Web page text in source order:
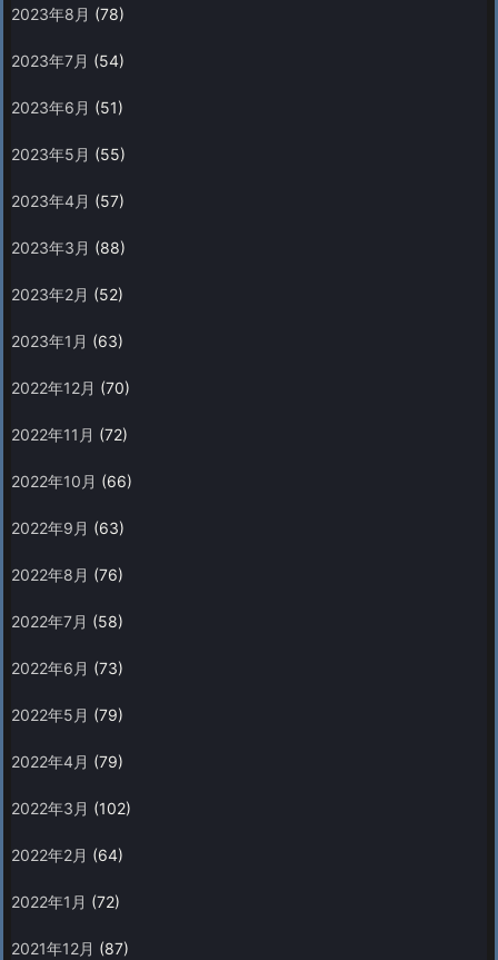
2023年8月 (78)
2023年7月 (54)
2023年6月 (51)
2023年5月 (55)
2023年4月 (57)
2023年3月 (88)
2023年2月 (52)
2023年1月 (63)
2022年12月 (70)
2022年11月 (72)
2022年10月 (66)
2022年9月 (63)
2022年8月 (76)
2022年7月 (58)
2022年6月 (73)
2022年5月 (79)
2022年4月 (79)
2022年3月 (102)
2022年2月 (64)
2022年1月 (72)
2021年12月 (87)